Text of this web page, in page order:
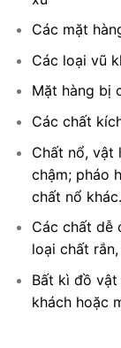
Các mặt
Các loại vũ
Mặt hàng bị
Các chất
Chất nổ, vật
chậm; pháo
chất nổ khác.
Các chất dễ
loại chất
Bất kì đồ
khách hoặc